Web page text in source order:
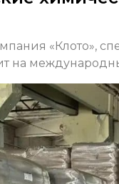
«Клото»,
на